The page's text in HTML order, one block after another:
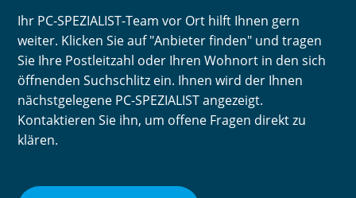
Ihr PC-SPEZIALIST-Team vor Ort hilft Ihnen gern
weiter. Klicken Sie auf "Anbieter finden" und tragen
Sie Ihre Postleitzahl oder Ihren Wohnort in den sich
öffnenden Suchschlitz ein. Ihnen wird der Ihnen
nächstgelegene PC-SPEZIALIST angezeigt.
Kontaktieren Sie ihn, um offene Fragen direkt zu
klären.